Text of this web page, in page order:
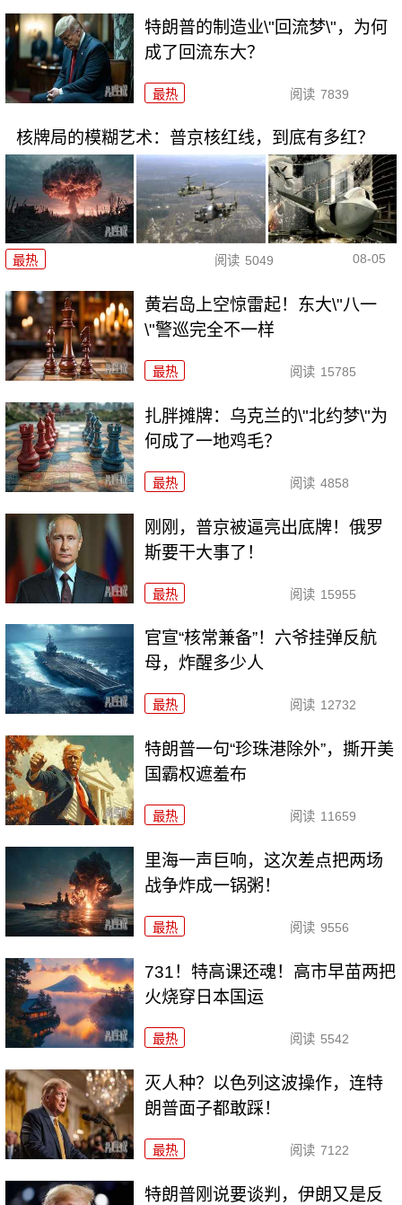
特朗普的制造业\"回流梦\"，为何
成了回流东大？
最热 阅读 7839
核牌局的模糊艺术：普京核红线，到底有多红？
最热 阅读 5049 08-05
黄岩岛上空惊雷起！东大\"八一
\"警巡完全不一样
最热 阅读 15785
扎胖摊牌：乌克兰的\"北约梦\"为
何成了一地鸡毛？
最热 阅读 4858
刚刚，普京被逼亮出底牌！俄罗
斯要干大事了！
最热 阅读 15955
官宣“核常兼备”！六爷挂弹反航
母，炸醒多少人
最热 阅读 12732
特朗普一句“珍珠港除外”，撕开美
国霸权遮羞布
最热 阅读 11659
里海一声巨响，这次差点把两场
战争炸成一锅粥！
最热 阅读 9556
731！特高课还魂！高市早苗两把
火烧穿日本国运
最热 阅读 5542
灭人种？以色列这波操作，连特
朗普面子都敢踩！
最热 阅读 7122
特朗普刚说要谈判，伊朗又是反